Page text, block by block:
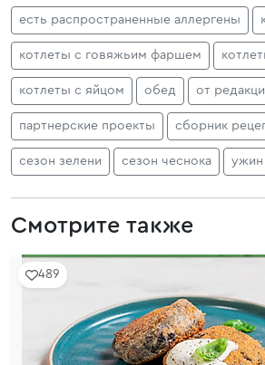
есть распространенные аллергены
котлеты с говяжьим фаршем
котлеты с яйцом обед от
партнерские проекты сборник
сезон зелени сезон чеснока ужин
Смотрите также
489